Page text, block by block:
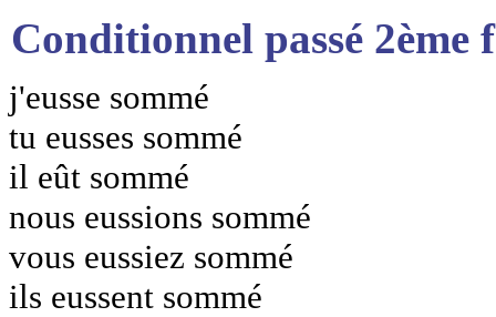
Conditionnel passé 2ème
j'eusse sommé
tu eusses sommé
il eût sommé
nous eussions sommé
vous eussiez sommé
ils eussent sommé